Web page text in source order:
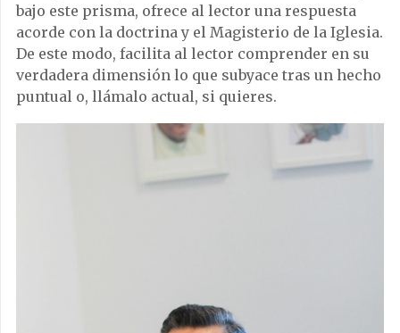
bajo este prisma, ofrece al lector una respuesta
acorde con la doctrina y el Magisterio de la Iglesia.
De este modo, facilita al lector comprender en su
verdadera dimensión lo que subyace tras un hecho
puntual o, llámalo actual, si quieres.